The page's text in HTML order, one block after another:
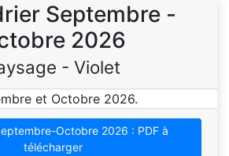
Septembre -
2026
- Violet
Octobre 2026 : PDF à
télécharger